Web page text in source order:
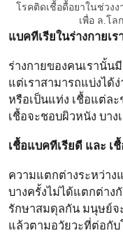
โรคติดเชื้อดื้อยาในช่วง
เพื่อ ล.โล
แบคทีเรียในร่างกายเ
ร่างกายของคนเรานั้น
แต่เราสามารถแบ่งได้
หรือเป็นแท่ง เชื้อแต่ล
เชื้อจะชอบผิวหนัง บา
เชื้อแบคทีเรียดี และ เ
ความแตกต่างระหว่าง
บางครั้งไม่ได้แตกต่าง
รักษาสมดุลกัน มนุษย์จ
แล้วตามอวัยวะที่ต่อกับ